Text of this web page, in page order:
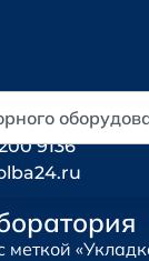
9136
меткой